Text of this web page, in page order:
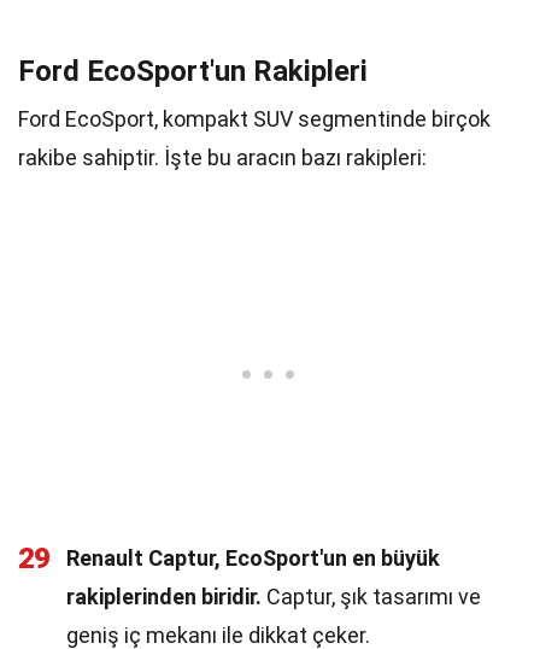
Ford EcoSport'un Rakipleri
Ford EcoSport, kompakt SUV segmentinde birçok
rakibe sahiptir. İşte bu aracın bazı rakipleri:
29
Renault Captur, EcoSport'un en büyük
rakiplerinden biridir. Captur, şık tasarımı ve
geniş iç mekanı ile dikkat çeker.